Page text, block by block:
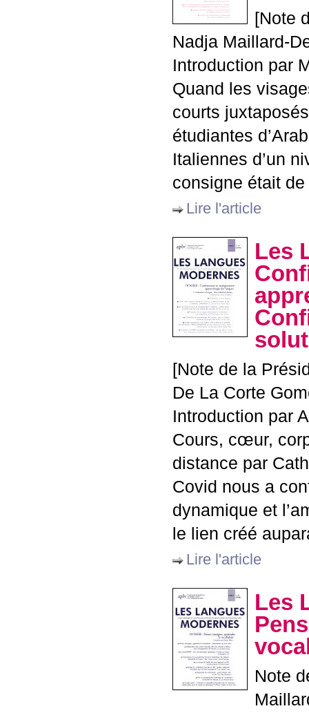
[Note
Nadja Maillard-
Introduction par
Quand les
courts
étudiantes
Italiennes d’un
consigne était
Lire l'article
Les
[Note de la
De La Corte
Introduction par
Cours, cœur,
distance par
Covid nous a
dynamique et
le lien créé
Lire l'article
Les
Note